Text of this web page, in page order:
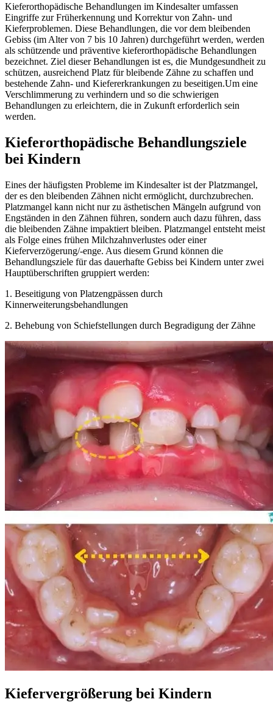
Kieferorthopädische Behandlungen im Kindesalter umfassen
Eingriffe zur Früherkennung und Korrektur von Zahn- und
Kieferproblemen. Diese Behandlungen, die vor dem bleibenden
Gebiss (im Alter von 7 bis 10 Jahren) durchgeführt werden, werden
als schützende und präventive kieferorthopädische Behandlungen
bezeichnet. Ziel dieser Behandlungen ist es, die Mundgesundheit zu
schützen, ausreichend Platz für bleibende Zähne zu schaffen und
bestehende Zahn- und Kiefererkrankungen zu beseitigen.Um eine
Verschlimmerung zu verhindern und so die schwierigen
Behandlungen zu erleichtern, die in Zukunft erforderlich sein
werden.
Kieferorthopädische Behandlungsziele
bei Kindern
Eines der häufigsten Probleme im Kindesalter ist der Platzmangel,
der es den bleibenden Zähnen nicht ermöglicht, durchzubrechen.
Platzmangel kann nicht nur zu ästhetischen Mängeln aufgrund von
Engständen in den Zähnen führen, sondern auch dazu führen, dass
die bleibenden Zähne impaktiert bleiben. Platzmangel entsteht meist
als Folge eines frühen Milchzahnverlustes oder einer
Kieferverzögerung/-enge. Aus diesem Grund können die
Behandlungsziele für das dauerhafte Gebiss bei Kindern unter zwei
Hauptüberschriften gruppiert werden:
1. Beseitigung von Platzengpässen durch
Kinnerweiterungsbehandlungen
2. Behebung von Schiefstellungen durch Begradigung der Zähne
Kiefervergrößerung bei Kindern